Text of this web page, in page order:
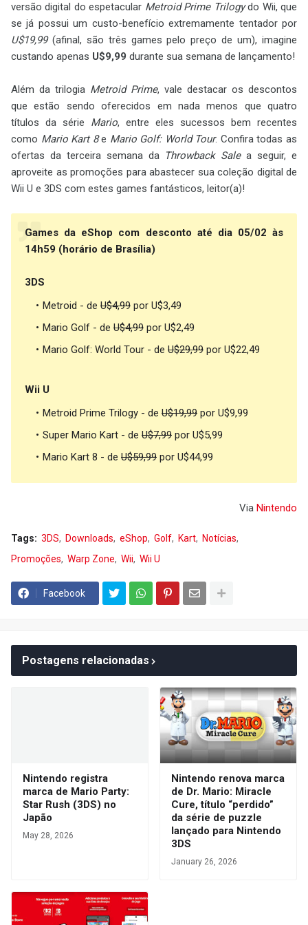
versão digital do espetacular Metroid Prime Trilogydo Wii, que
se já possui um custo-benefício extremamente tentador por
U$19,99(afinal, são três games pelo preço de um), imagine
custando apenas U$9,99 durante sua semana de lançamento!
Além da trilogia Metroid Prime, vale destacar os descontos
que estão sendo oferecidos em nada menos que quatro
títulos da série Mario, entre eles sucessos bem recentes
como Mario Kart 8e Mario Golf: World Tour. Confira todas as
ofertas da terceira semana da Throwback Salea seguir, e
aproveite as promoções para abastecer sua coleção digital de
Wii U e 3DS com estes games fantásticos, leitor(a)!
Games da eShop com desconto até dia 05/02 às
14h59 (horário de Brasília)
3DS
Metroid - de U$4,99 por U$3,49
Mario Golf - de U$4,99 por U$2,49
Mario Golf: World Tour - de U$29,99 por U$22,49
Wii U
Metroid Prime Trilogy - de U$19,99 por U$9,99
Super Mario Kart - de U$7,99 por U$5,99
Mario Kart 8 - de U$59,99 por U$44,99
Via Nintendo
Tags: 3DS Downloads eShop Golf Kart
Notícias
Promoções
Warp Zone Wii Wii U
Facebook
Postagens relacionadas
Nintendo registra
marca de Mario Party:
Star Rush (3DS) no
Japão
May 28, 2026
Nintendo renova marca
de Dr. Mario: Miracle
Cure, título “perdido”
da série de puzzle
lançado para Nintendo
3DS
January 26, 2026